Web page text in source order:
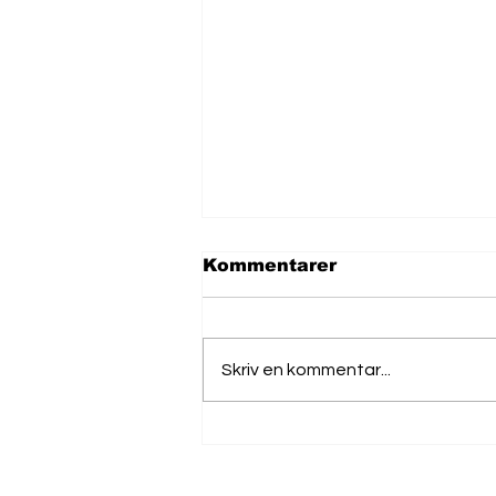
Kommentarer
Skriv en kommentar...